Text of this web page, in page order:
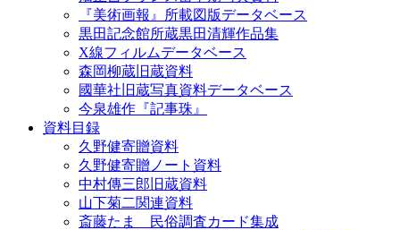
『美術画報』所載図版データベース
黒田記念館所蔵黒田清輝作品集
X線フィルムデータベース
森岡柳蔵旧蔵資料
國華社旧蔵写真資料データベース
今泉雄作『記事珠』
資料目録
久野健寄贈資料
久野健寄贈ノート資料
中村傳三郎旧蔵資料
山下菊二関連資料
斎藤たま 民俗調査カード集成